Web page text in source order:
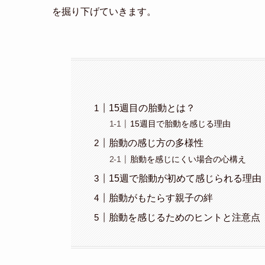
を掘り下げていきます。
15週目の胎動とは？
15週目で胎動を感じる理由
胎動の感じ方の多様性
胎動を感じにくい場合の心構え
15週で胎動が初めて感じられる理由
胎動がもたらす親子の絆
胎動を感じるためのヒントと注意点